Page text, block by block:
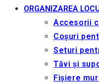
ORGANIZAREA
Accesorii
Coșuri
Seturi
Tăvi și
Fișiere